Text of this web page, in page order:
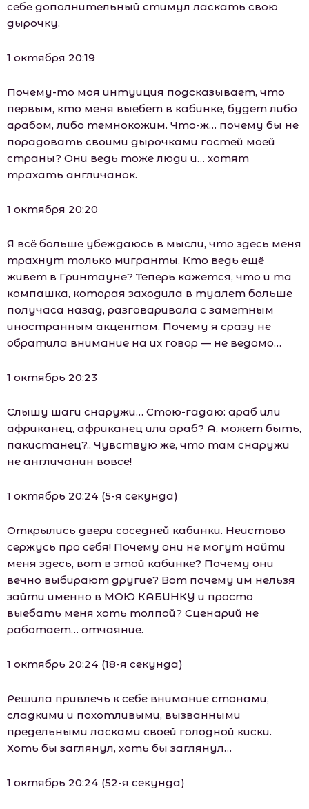
себе дополнительный стимул ласкать свою
дырочку.
1 октября 20:19
Почему-то моя интуиция подсказывает, что
первым, кто меня выебет в кабинке, будет либо
арабом, либо темнокожим. Что-ж… почему бы не
порадовать своими дырочками гостей моей
страны? Они ведь тоже люди и… хотят
трахать англичанок.
1 октября 20:20
Я всё больше убеждаюсь в мысли, что здесь меня
трахнут только мигранты. Кто ведь ещё
живёт в Гринтауне? Теперь кажется, что и та
компашка, которая заходила в туалет больше
получаса назад, разговаривала с заметным
иностранным акцентом. Почему я сразу не
обратила внимание на их говор — не ведомо…
1 октябрь 20:23
Слышу шаги снаружи… Стою-гадаю: араб или
африканец, африканец или араб? А, может быть,
пакистанец?.. Чувствую же, что там снаружи
не англичанин вовсе!
1 октябрь 20:24 (5-я секунда)
Открылись двери соседней кабинки. Неистово
сержусь про себя! Почему они не могут найти
меня здесь, вот в этой кабинке? Почему они
вечно выбирают другие? Вот почему им нельзя
зайти именно в МОЮ КАБИНКУ и просто
выебать меня хоть толпой? Сценарий не
работает… отчаяние.
1 октябрь 20:24 (18-я секунда)
Решила привлечь к себе внимание стонами,
сладкими и похотливыми, вызванными
предельными ласками своей голодной киски.
Хоть бы заглянул, хоть бы заглянул…
1 октябрь 20:24 (52-я секунда)